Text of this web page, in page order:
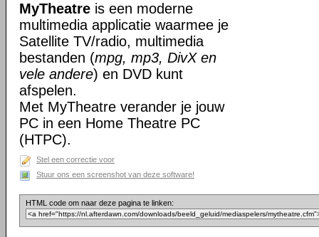
MyTheatre is een moderne
multimedia applicatie waarmee je
Satellite TV/radio, multimedia
bestanden (mpg, mp3, DivX en
vele andere) en DVD kunt
afspelen.
Met MyTheatre verander je jouw
PC in een Home Theatre PC
(HTPC).
Stel een correctie voor
Stuur ons een screenshot van deze software!
HTML code om naar deze pagina te linken: